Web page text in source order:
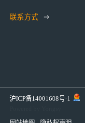
联系方式
沪ICP备14001608号-1